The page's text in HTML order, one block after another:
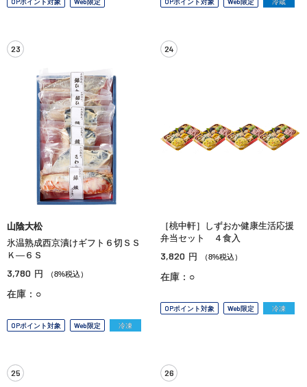
23
山陰大松
氷温熟成西京漬けギフト６切ＳＳ
Ｋ—６Ｓ
3,780 円 （8%税込）
在庫：○
OPポイント対象 Web限定 冷凍
24
［桃中軒］しずおか健康生活応援
弁当セット ４食入
3,820 円 （8%税込）
在庫：○
OPポイント対象 Web限定 冷凍
25 26